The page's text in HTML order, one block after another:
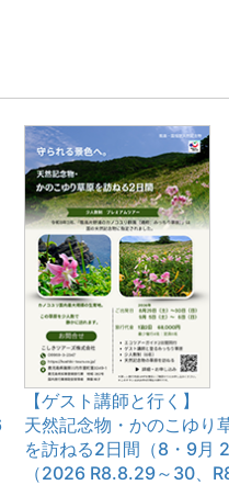
【ゲスト講師と行く】
天然記念物・かのこゆり
を訪ねる2日間（8・9月 2
（2026 R8.8.29～30、